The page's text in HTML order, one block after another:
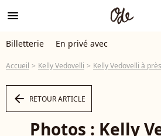
menu
Billetterie En privé avec
Accueil Kelly Vedovelli Kelly Vedovelli à près de 10 000 kilomètres de
arrow_left RETOUR ARTICLE
Photos : Kelly